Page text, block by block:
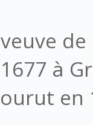
veuve
à
en